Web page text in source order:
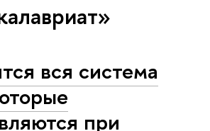
вся система
при